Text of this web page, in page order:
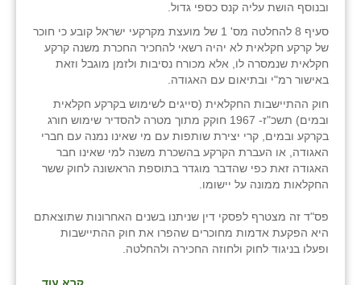
ובנוסף הושת עליה קנס כספי גדול.
סעיף 8 להחלטה מס' 1 של מועצת מקרקעי ישראל קובע כי חוכר
של קרקע חקלאית לא יהיה רשאי להחכיר החכרת משנה קרקע
חקלאית שנמסרה לו, אלא מכורח נסיבות ולזמן מוגבל וזאת
באישור רמ"י ובתיאום עם האגודה.
חוק ההתיישבות החקלאית (סייגים לשימוש בקרקע חקלאית
ובמים) תשכ"ז- 1967 חוקק מתוך מטרה להסדיר שימוש חורג
בקרקע ובמים, קרי יצירת שותפות עם מי שאינו נמנה עם חברי
האגודה, או העברת הקרקע בהשכרת משנה למי שאינו חבר
האגודה זאת כפי שהדבר מוגדר בתוספת הראשונה לחוק ששר
החקלאות ממונה על יישומו.
פס"ד זה מצטרף לפסקי דין שניתנו בשנים האחרונות שתוצאתם
היא הפקעת אדמות מחוכרים שהפרו את חוק ההתיישבות
ופעלו בניגוד לחוק ולחוזה החכירה ולהחלטה.